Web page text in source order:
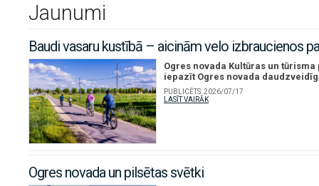
Jaunumi
Baudi vasaru kustībā – aicinām velo izbraucienos
Ogres novada Kultūras un
iepazīt Ogres novada
PUBLICĒTS:2026/07/17
LASĪT VAIRĀK
Ogres novada un pilsētas svētki